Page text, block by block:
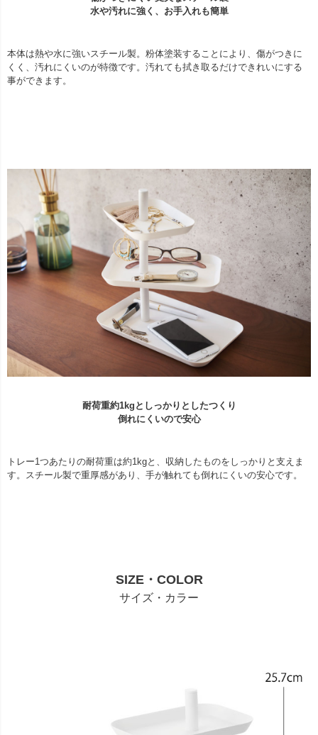
水や汚れに強く、お手入れも簡単
本体は熱や水に強いスチール製。粉体塗装することにより、傷がつきに
くく、汚れにくいのが特徴です。汚れても拭き取るだけできれいにする
事ができます。
耐荷重約1kgとしっかりとしたつくり
倒れにくいので安心
トレー1つあたりの耐荷重は約1kgと、収納したものをしっかりと支えま
す。スチール製で重厚感があり、手が触れても倒れにくいの安心です。
SIZE・COLOR
サイズ・カラー